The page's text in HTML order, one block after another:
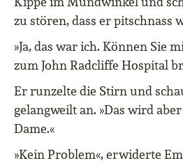
zu stören, dass er pitschnass
»Ja, das war ich. Können Sie
zum John Radcliffe Hospital
Er runzelte die Stirn und
gelangweilt an. »Das wird
Dame.«
»Kein Problem«, erwiderte